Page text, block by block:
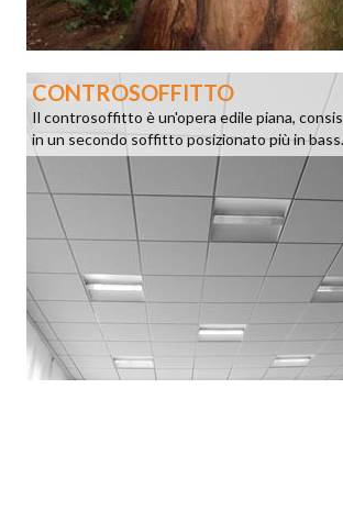
CONTROSOFFITTO
Il controsoffitto è un'opera edile piana,
in un secondo soffitto posizionato più in